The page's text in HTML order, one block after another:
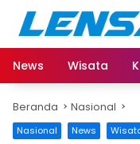
Langsung
konten
News
Wisata
Beranda Nasional
Nasional News